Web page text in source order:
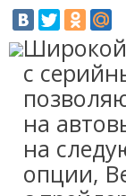
с
на
на
опции,